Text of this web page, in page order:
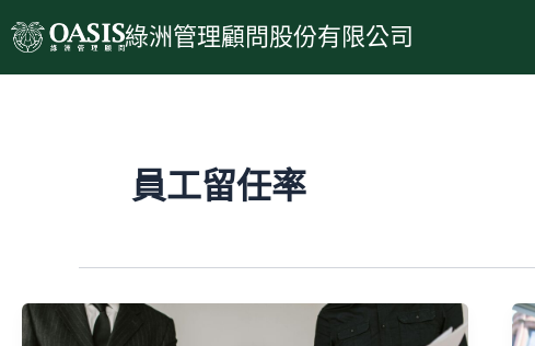
至
主
綠洲管理顧問股份有限公司
員工留任率